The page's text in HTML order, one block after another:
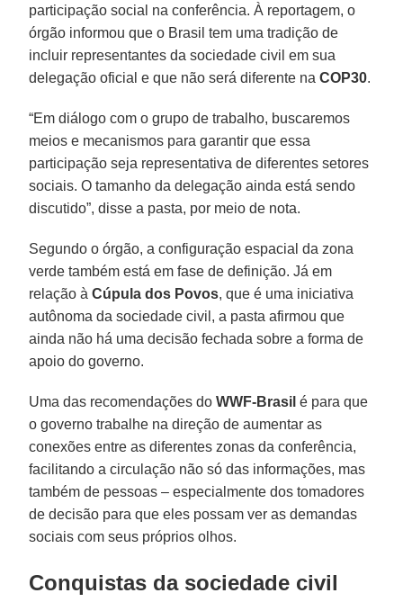
participação social na conferência. À reportagem, o
órgão informou que o Brasil tem uma tradição de
incluir representantes da sociedade civil em sua
delegação oficial e que não será diferente naCOP30.
“Em diálogo com o grupo de trabalho, buscaremos
meios e mecanismos para garantir que essa
participação seja representativa de diferentes setores
sociais. O tamanho da delegação ainda está sendo
discutido”, disse a pasta, por meio de nota.
Segundo o órgão, a configuração espacial da zona
verde também está em fase de definição. Já em
relação àCúpula dos Povos, que é uma iniciativa
autônoma da sociedade civil, a pasta afirmou que
ainda não há uma decisão fechada sobre a forma de
apoio do governo.
Uma das recomendações doWWF-Brasil é para que
o governo trabalhe na direção de aumentar as
conexões entre as diferentes zonas da conferência,
facilitando a circulação não só das informações, mas
também de pessoas – especialmente dos tomadores
de decisão para que eles possam ver as demandas
sociais com seus próprios olhos.
Conquistas da sociedade civil